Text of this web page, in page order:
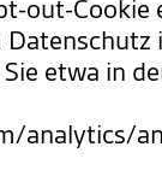
out-Cookie
etwa in
analytics/